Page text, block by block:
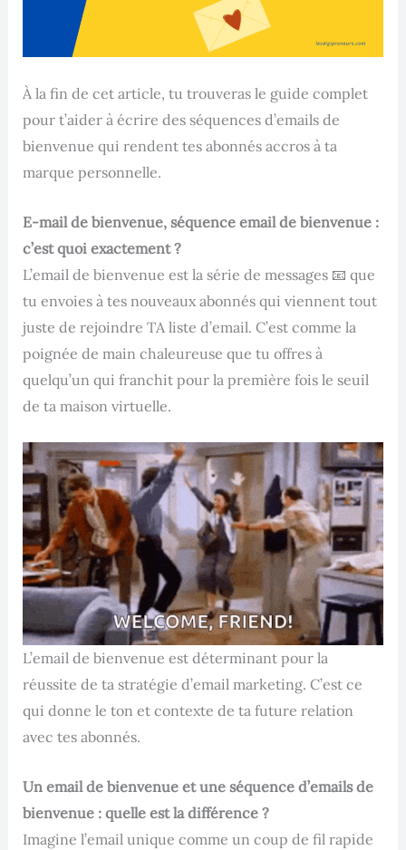
À la fin de cet article, tu trouveras le guide complet
pour t’aider à écrire des séquences d’emails de
bienvenue qui rendent tes abonnés accros à ta
marque personnelle.
E-mail de bienvenue, séquence email de bienvenue :
c’est quoi exactement ?
L’email de bienvenue est la série de messages 📧 que
tu envoies à tes nouveaux abonnés qui viennent tout
juste de rejoindre TA liste d’email. C’est comme la
poignée de main chaleureuse que tu offres à
quelqu’un qui franchit pour la première fois le seuil
de ta maison virtuelle.
L’email de bienvenue est déterminant pour la
réussite de ta stratégie d’email marketing. C’est ce
qui donne le ton et contexte de ta future relation
avec tes abonnés.
Un email de bienvenue et une séquence d’emails de
bienvenue : quelle est la différence ?
Imagine l’email unique comme un coup de fil rapide